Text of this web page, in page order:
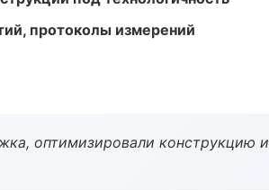
протоколы измерений
оптимизировали конструкцию